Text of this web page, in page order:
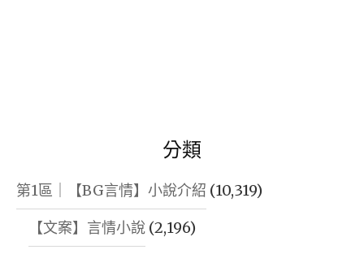
分類
第1區｜【BG言情】小說介紹 (10,319)
【文案】言情小說 (2,196)